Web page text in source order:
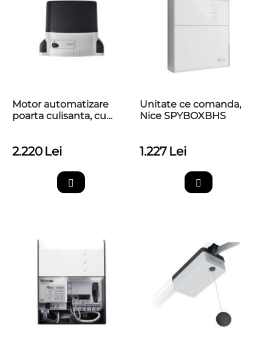
Motor automatizare
poarta culisanta, cu
Nice THOR1500, TH1500
2.220 Lei
Unitate ce comanda,
Nice SPYBOXBHS
1.227 Lei